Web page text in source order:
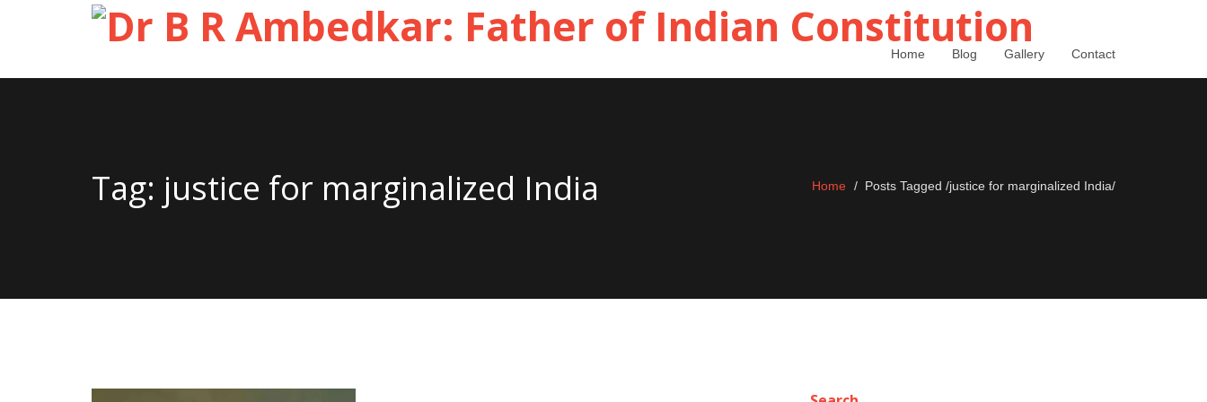
Home Blog Gallery Contact
Tag: justice for marginalized India Home Posts Tagged /justice for marginalized India/